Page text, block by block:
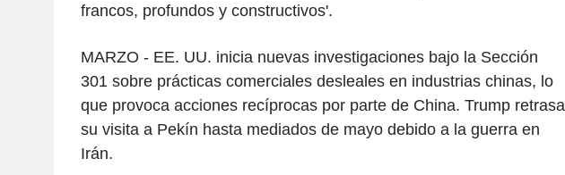
francos, profundos y constructivos'.
MARZO - EE. UU. inicia nuevas investigaciones bajo la Sección
301 sobre prácticas comerciales desleales en industrias chinas, lo
que provoca acciones recíprocas por parte de China. Trump retrasa
su visita a Pekín hasta mediados de mayo debido a la guerra en
Irán.